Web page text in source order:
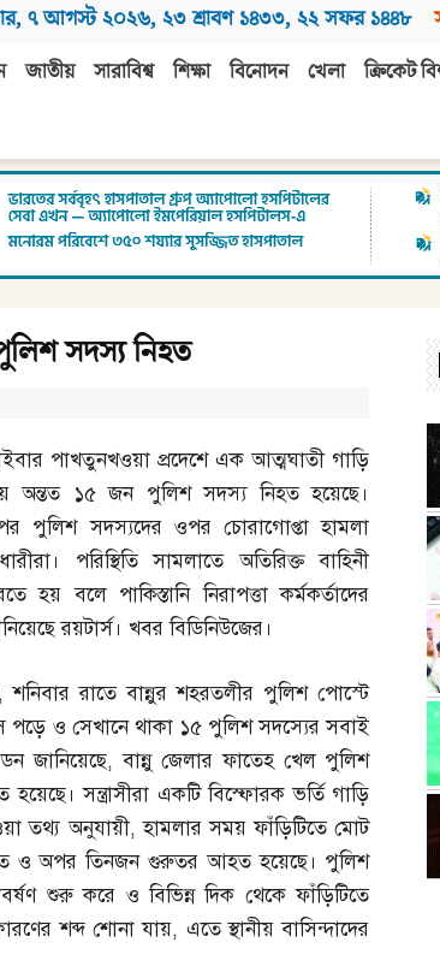
, ৭ আগস্ট ২০২৬, ২৩ শ্রাবণ ১৪৩৩, ২২ সফর ১৪৪৮
জাতীয় সারাবিশ্ব শিক্ষা বিনোদন খেলা ক্রিকেট
সদস্য নিহত
পাখতুনখওয়া প্রদেশে এক আত্মঘাতী গাড়ি
অন্তত ১৫ জন পুলিশ সদস্য নিহত হয়েছে।
পুলিশ সদস্যদের ওপর চোরাগোপ্তা হামলা
পরিস্থিতি সামলাতে অতিরিক্ত বাহিনী
হয় বলে পাকিস্তানি নিরাপত্তা কর্মকর্তাদের
রয়টার্স। খবর বিডিনিউজের।
শনিবার রাতে বান্নুর শহরতলীর পুলিশ পোস্টে
পড়ে ও সেখানে থাকা ১৫ পুলিশ সদস্যের সবাই
জানিয়েছে,বান্নু জেলার ফাতেহ খেল পুলিশ
সন্ত্রাসীরা একটি বিস্ফোরক ভর্তি গাড়ি
তথ্য অনুযায়ী,হামলার সময় ফাঁড়িটিতে মোট
ও অপর তিনজন গুরুতর আহত হয়েছে। পুলিশ
শুরু করে ও বিভিন্ন দিক থেকে ফাঁড়িটিতে
শব্দ শোনা যায়, এতে স্থানীয় বাসিন্দাদের